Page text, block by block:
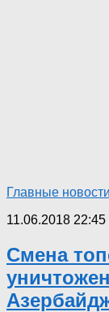
Главные новости
11.06.2018 22:45
Смена